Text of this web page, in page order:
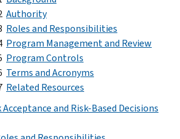
Authority
Roles and Responsibilities
Program Management and Review
Program Controls
Terms and Acronyms
Related Resources
Acceptance and Risk-Based Decisions